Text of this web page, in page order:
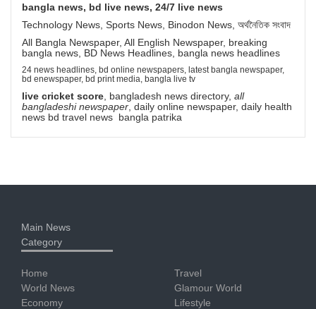
bangla news, bd live news, 24/7 live news
Technology News, Sports News, Binodon News, অর্থনৈতিক সংবাদ
All Bangla Newspaper, All English Newspaper, breaking
bangla news, BD News Headlines, bangla news headlines
24 news headlines, bd online newspapers, latest bangla newspaper,
bd enewspaper, bd print media, bangla live tv
live cricket score , bangladesh news directory, all
bangladeshi newspaper , daily online newspaper, daily health
news bd travel news bangla patrika
Main News
Category
Home
World News
Economy
Travel
Glamour World
Lifestyle